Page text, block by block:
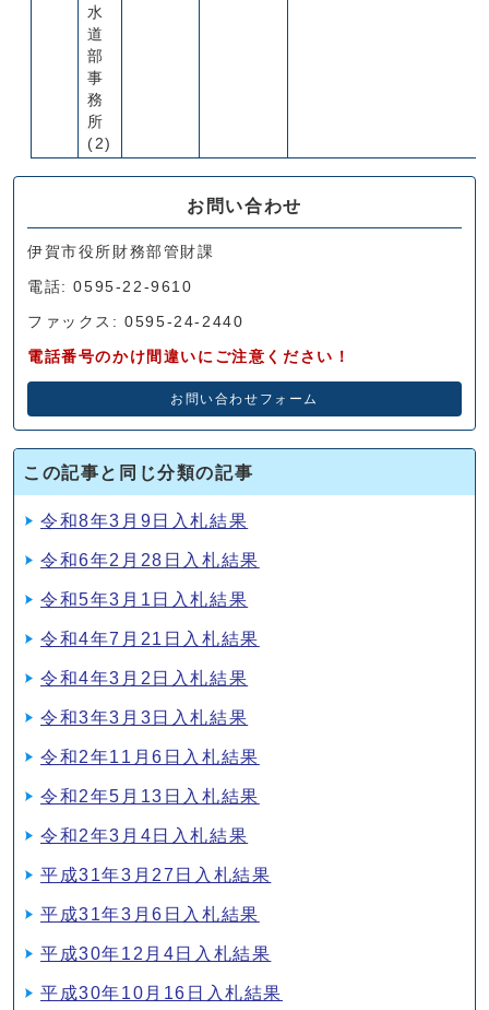
水
道
部
事
務
所
(2)
お問い合わせ
伊賀市役所財務部管財課
電話: 0595-22-9610
ファックス: 0595-24-2440
電話番号のかけ間違いにご注意ください！
お問い合わせフォーム
この記事と同じ分類の記事
令和8年3月9日入札結果
令和6年2月28日入札結果
令和5年3月1日入札結果
令和4年7月21日入札結果
令和4年3月2日入札結果
令和3年3月3日入札結果
令和2年11月6日入札結果
令和2年5月13日入札結果
令和2年3月4日入札結果
平成31年3月27日入札結果
平成31年3月6日入札結果
平成30年12月4日入札結果
平成30年10月16日入札結果